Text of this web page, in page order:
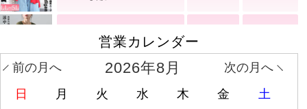
大きいサイズ レディース
アウ
8月6日(木)
大きいサイズ レディース
3分
8月6日(木)
商品ページへ
営業カレンダー
前の月へ 次の月へ
2026年8月
日 月 火 水 木 金 土